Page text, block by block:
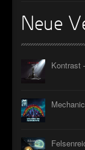
Neue
Kontrast